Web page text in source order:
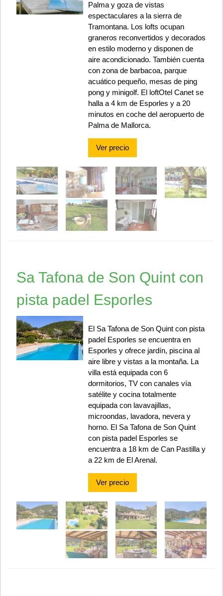
Palma y goza de vistas
espectaculares a la sierra de
Tramontana. Los lofts ocupan
graneros reconvertidos y decorados
en estilo moderno y disponen de
aire acondicionado. También cuenta
con zona de barbacoa, parque
acuático pequeño, mesas de ping
pong y minigolf. El loftOtel Canet se
halla a 4 km de Esporles y a 20
minutos en coche del aeropuerto de
Palma de Mallorca.
Ver precio
Sa Tafona de Son Quint con
pista padel Esporles
El Sa Tafona de Son Quint con pista
padel Esporles se encuentra en
Esporles y ofrece jardín, piscina al
aire libre y vistas a la montaña. La
villa está equipada con 6
dormitorios, TV con canales vía
satélite y cocina totalmente
equipada con lavavajillas,
microondas, lavadora, nevera y
horno. El Sa Tafona de Son Quint
con pista padel Esporles se
encuentra a 18 km de Can Pastilla y
a 22 km de El Arenal.
Ver precio